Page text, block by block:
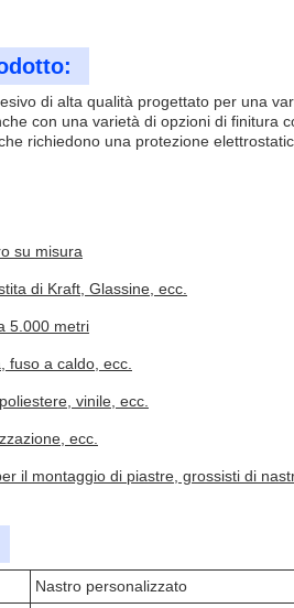
di alta qualità progettato per una
con una varietà di opzioni di finitura
richiedono una protezione
su misura
di Kraft, Glassine, ecc.
5.000 metri
fuso a caldo, ecc.
vinile, ecc.
ecc.
il montaggio di piastre, grossisti di
Nastro personalizzato